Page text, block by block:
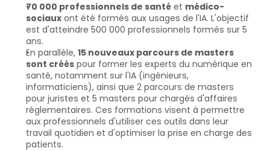
70 000 professionnels de santé et médico-
sociaux ont été formés aux usages de l'IA. L'objectif
est d'atteindre 500 000 professionnels formés sur 5
ans.
En parallèle, 15 nouveaux parcours de masters
sont créés pour former les experts du numérique en
santé, notamment sur l'IA (ingénieurs,
informaticiens), ainsi que 2 parcours de masters
pour juristes et 5 masters pour chargés d'affaires
réglementaires. Ces formations visent à permettre
aux professionnels d'utiliser ces outils dans leur
travail quotidien et d'optimiser la prise en charge des
patients.